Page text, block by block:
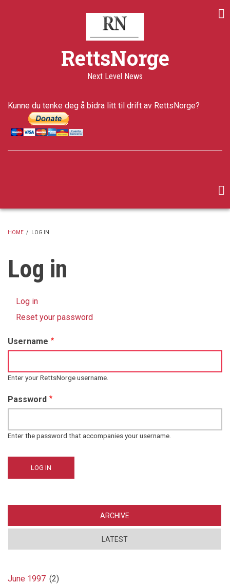
RettsNorge
Next Level News
Kunne du tenke deg å bidra litt til drift av RettsNorge?
HOME / LOG IN
Log in
Primary
Log in
tab)
Reset your password
Username
Enter your RettsNorge username.
Password
Enter the password that accompanies your username.
ARCHIVE
LATEST
June 1997 (2)